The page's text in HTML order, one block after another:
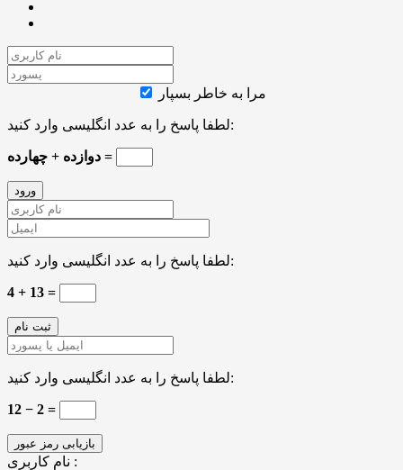
مرا به خاطر بسپار
لطفا پاسخ را به عدد انگلیسی وارد کنید:
دوازده + چهارده =
لطفا پاسخ را به عدد انگلیسی وارد کنید:
4 + 13 =
لطفا پاسخ را به عدد انگلیسی وارد کنید:
12 − 2 =
نام کاربری :